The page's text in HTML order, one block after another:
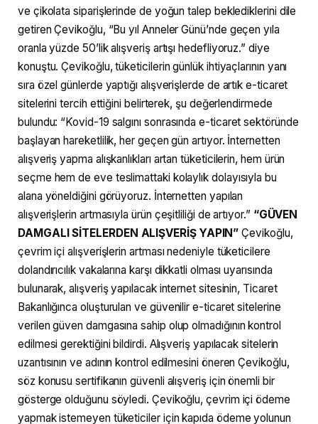
ve çikolata siparişlerinde de yoğun talep beklediklerini dile
getiren Çevikoğlu, “Bu yıl Anneler Günü’nde geçen yıla
oranla yüzde 50’lik alışveriş artışı hedefliyoruz.” diye
konuştu. Çevikoğlu, tüketicilerin günlük ihtiyaçlarının yanı
sıra özel günlerde yaptığı alışverişlerde de artık e-ticaret
sitelerini tercih ettiğini belirterek, şu değerlendirmede
bulundu: “Kovid-19 salgını sonrasında e-ticaret sektöründe
başlayan hareketlilik, her geçen gün artıyor. İnternetten
alışveriş yapma alışkanlıkları artan tüketicilerin, hem ürün
seçme hem de eve teslimattaki kolaylık dolayısıyla bu
alana yöneldiğini görüyoruz. İnternetten yapılan
alışverişlerin artmasıyla ürün çeşitliliği de artıyor.” “GÜVEN
DAMGALI SİTELERDEN ALIŞVERİŞ YAPIN” Çevikoğlu,
çevrim içi alışverişlerin artması nedeniyle tüketicilere
dolandırıcılık vakalarına karşı dikkatli olması uyarısında
bulunarak, alışveriş yapılacak internet sitesinin, Ticaret
Bakanlığınca oluşturulan ve güvenilir e-ticaret sitelerine
verilen güven damgasına sahip olup olmadığının kontrol
edilmesi gerektiğini bildirdi. Alışveriş yapılacak sitelerin
uzantısının ve adının kontrol edilmesini öneren Çevikoğlu,
söz konusu sertifikanın güvenli alışveriş için önemli bir
gösterge olduğunu söyledi. Çevikoğlu, çevrim içi ödeme
yapmak istemeyen tüketiciler için kapıda ödeme yolunun